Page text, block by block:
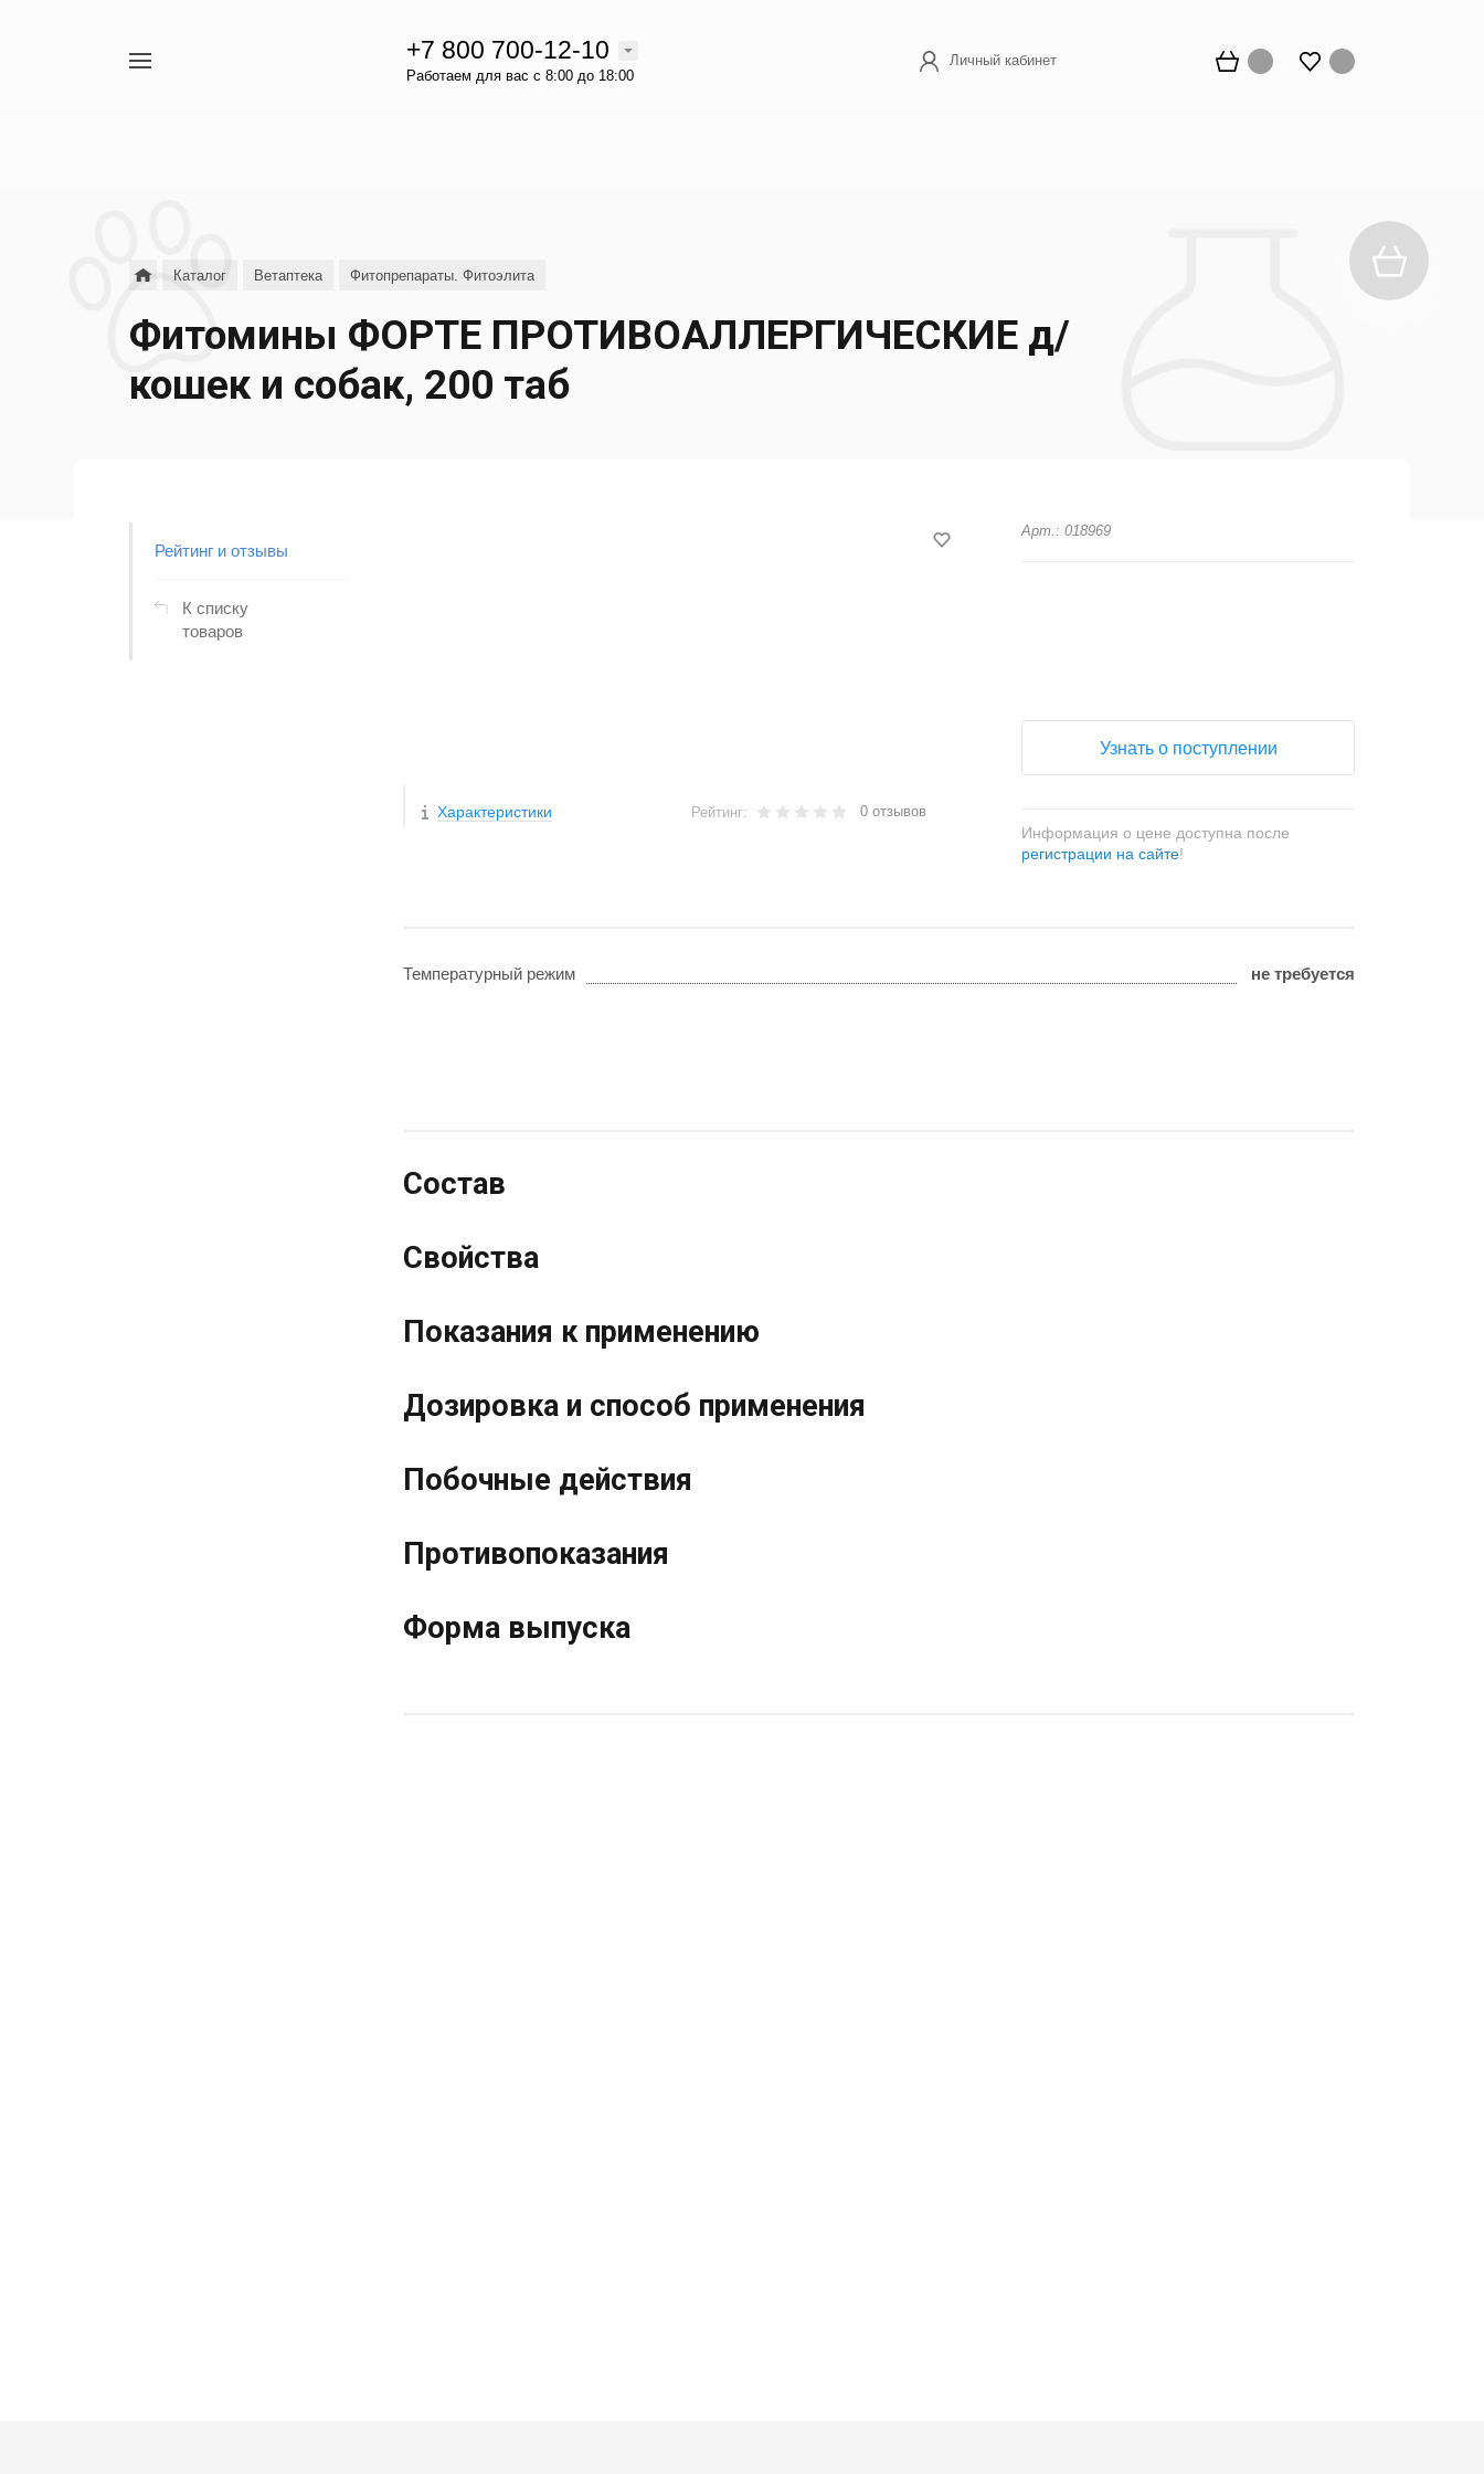
+7 800 700-12-10
Работаем для вас с 8:00 до 18:00
Личный кабинет
Каталог Ветаптека Фитопрепараты. Фитоэлита
Фитомины ФОРТЕ ПРОТИВОАЛЛЕРГИЧЕСКИЕ д/
кошек и собак, 200 таб
Рейтинг и отзывы
К списку
товаров
Характеристики Рейтинг: 0 отзывов
Арт.: 018969
Узнать о поступлении
Информация о цене доступна после
регистрации на сайте!
Температурный режим не требуется
Состав
Свойства
Показания к применению
Дозировка и способ применения
Побочные действия
Противопоказания
Форма выпуска